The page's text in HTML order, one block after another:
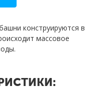
конструируются в
массовое